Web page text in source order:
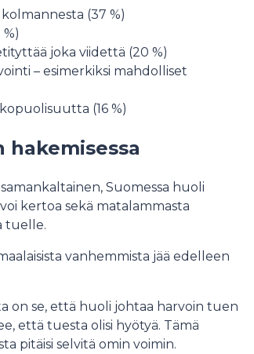
(37 %)
joka viidettä (20 %)
– esimerkiksi mahdolliset
(16 %)
Suomessa huoli
kertoa sekä matalammasta
tuelle.
vanhemmista jää edelleen
on se, että huoli johtaa harvoin tuen
että tuesta olisi hyötyä. Tämä
pitäisi selvitä omin voimin.